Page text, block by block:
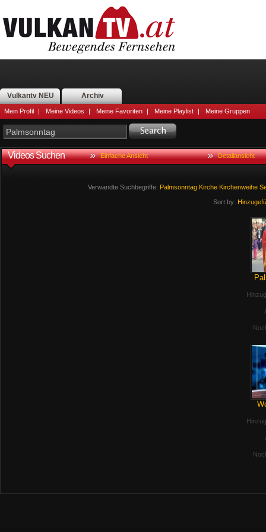
Vulkantv NEU Archiv
Mein Profil | Meine Videos | Meine Favoriten | Meine Playlist | Meine Gruppen
Videos Suchen Einfache Ansicht Detailansicht
Verwandte Suchbegriffe: Palmsonntag Kirche Kirchenweihe
Sort by: